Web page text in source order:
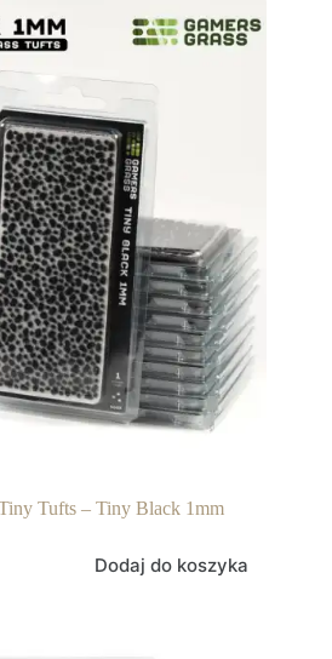
Tufts – Tiny Black 1mm
Dodaj do koszyka